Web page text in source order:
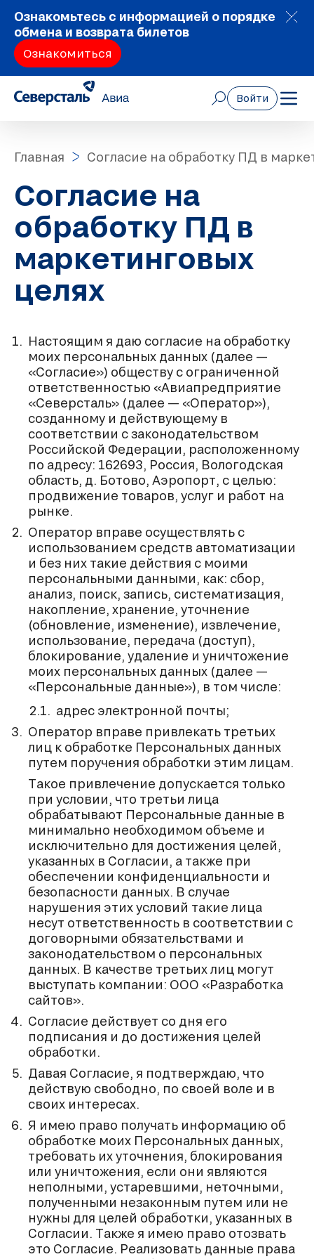
Ознакомьтесь с информацией о порядке
обмена и возврата билетов
Ознакомиться
Войти
Главная Согласие на обработку ПД в
Согласие на
обработку ПД в
маркетинговых
целях
Настоящим я даю согласие на обработку
моих персональных данных (далее —
«Согласие») обществу с ограниченной
ответственностью «Авиапредприятие
«Северсталь» (далее — «Оператор»),
созданному и действующему в
соответствии с законодательством
Российской Федерации, расположенному
по адресу: 162693, Россия, Вологодская
область, д. Ботово, Аэропорт, с целью:
продвижение товаров, услуг и работ на
рынке.
Оператор вправе осуществлять с
использованием средств автоматизации
и без них такие действия с моими
персональными данными, как: сбор,
анализ, поиск, запись, систематизация,
накопление, хранение, уточнение
(обновление, изменение), извлечение,
использование, передача (доступ),
блокирование, удаление и уничтожение
моих персональных данных (далее —
«Персональные данные»), в том числе:
адрес электронной почты;
Оператор вправе привлекать третьих
лиц к обработке Персональных данных
путем поручения обработки этим лицам.
Такое привлечение допускается только
при условии, что третьи лица
обрабатывают Персональные данные в
минимально необходимом объеме и
исключительно для достижения целей,
указанных в Согласии, а также при
обеспечении конфиденциальности и
безопасности данных. В случае
нарушения этих условий такие лица
несут ответственность в соответствии с
договорными обязательствами и
законодательством о персональных
данных. В качестве третьих лиц могут
выступать компании: ООО «Разработка
сайтов».
Согласие действует со дня его
подписания и до достижения целей
обработки.
Давая Согласие, я подтверждаю, что
действую свободно, по своей воле и в
своих интересах.
Я имею право получать информацию об
обработке моих Персональных данных,
требовать их уточнения, блокирования
или уничтожения, если они являются
неполными, устаревшими, неточными,
полученными незаконным путем или не
нужны для целей обработки, указанных в
Согласии. Также я имею право отозвать
это Согласие. Реализовать данные права